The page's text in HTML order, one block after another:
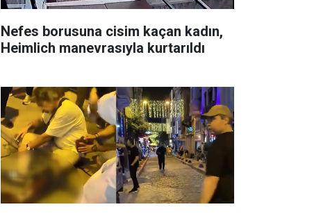
Nefes borusuna cisim kaçan kadın,
Heimlich manevrasıyla kurtarıldı